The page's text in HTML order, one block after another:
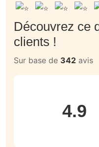
Découvrez ce
clients !
Sur base de 342 avis
4.9